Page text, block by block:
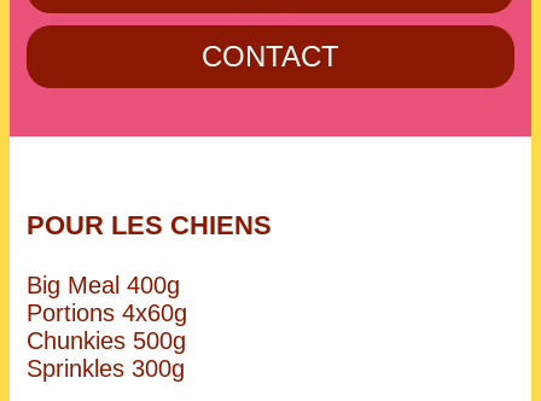
CONTACT
POUR LES CHIENS
Big Meal 400g
Portions 4x60g
Chunkies 500g
Sprinkles 300g